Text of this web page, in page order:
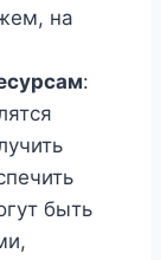
на
:
быть